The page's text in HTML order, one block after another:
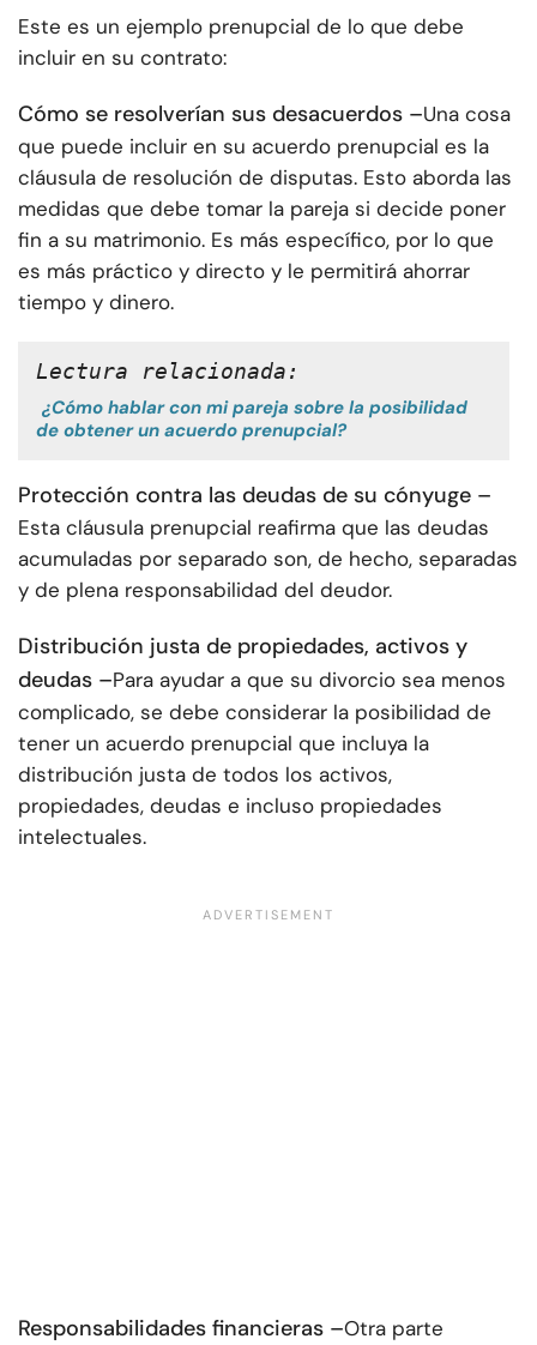
Este es un ejemplo prenupcial de lo que debe
incluir en su contrato:
Cómo se resolverían sus desacuerdos –Una cosa
que puede incluir en su acuerdo prenupcial es la
cláusula de resolución de disputas. Esto aborda las
medidas que debe tomar la pareja si decide poner
fin a su matrimonio. Es más específico, por lo que
es más práctico y directo y le permitirá ahorrar
tiempo y dinero.
Lectura relacionada:
¿Cómo hablar con mi pareja sobre la posibilidad
de obtener un acuerdo prenupcial?
Protección contra las deudas de su cónyuge –
Esta cláusula prenupcial reafirma que las deudas
acumuladas por separado son, de hecho, separadas
y de plena responsabilidad del deudor.
Distribución justa de propiedades, activos y
deudas –Para ayudar a que su divorcio sea menos
complicado, se debe considerar la posibilidad de
tener un acuerdo prenupcial que incluya la
distribución justa de todos los activos,
propiedades, deudas e incluso propiedades
intelectuales.
Responsabilidades financieras –Otra parte